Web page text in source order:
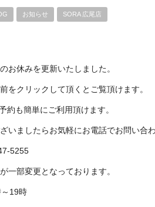
お知らせ SORA 広尾店
お休みを更新いたしました。
をクリックして頂くとご覧頂けます。
約も簡単にご利用頂けます。
いましたらお気軽にお電話でお問い合わ
5255
一部変更となっております。
19時